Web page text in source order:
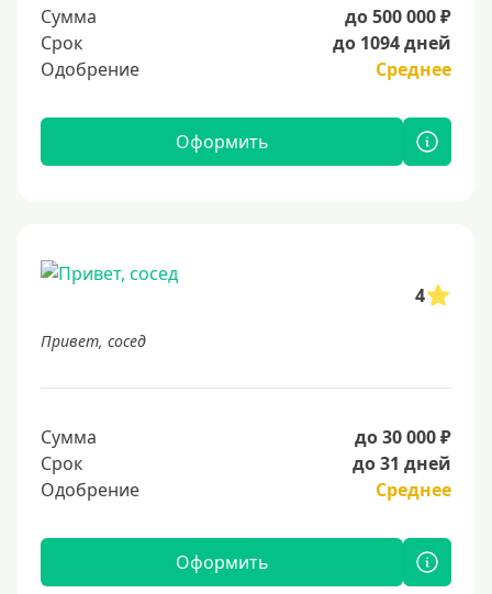
Сумма
до 500 000 ₽
Срок
до 1094 дней
Одобрение
Среднее
Оформить
4
Привет, сосед
Сумма
до 30 000 ₽
Срок
до 31 дней
Одобрение
Среднее
Оформить